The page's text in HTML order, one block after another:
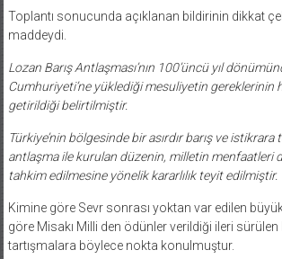
Toplantı sonucunda açıklanan bildirinin dikkat
maddeydi.
Lozan Barış Antlaşması’nın 100’üncü yıl
Cumhuriyeti’ne yüklediği mesuliyetin gereklerinin
getirildiği belirtilmiştir.
Türkiye’nin bölgesinde bir asırdır barış ve
antlaşma ile kurulan düzenin, milletin menfaatleri
tahkim edilmesine yönelik kararlılık teyit edilmiştir.
Kimine göre Sevr sonrası yoktan var edilen
göre Misakı Milli den ödünler verildiği ileri sürülen
tartışmalara böylece nokta konulmuştur.